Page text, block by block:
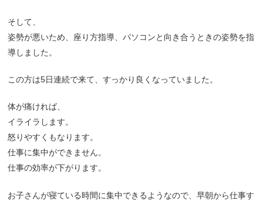
そして、
姿勢が悪いため、座り方指導、パソコンと向き合うときの姿勢を指
導しました。
この方は5日連続で来て、すっかり良くなっていました。
体が痛ければ、
イライラします。
怒りやすくもなります。
仕事に集中ができません。
仕事の効率が下がります。
お子さんが寝ている時間に集中できるようなので、早朝から仕事す